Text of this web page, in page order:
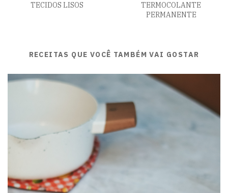
TECIDOS LISOS
TERMOCOLANTE
PERMANENTE
RECEITAS QUE VOCÊ TAMBÉM VAI GOSTAR